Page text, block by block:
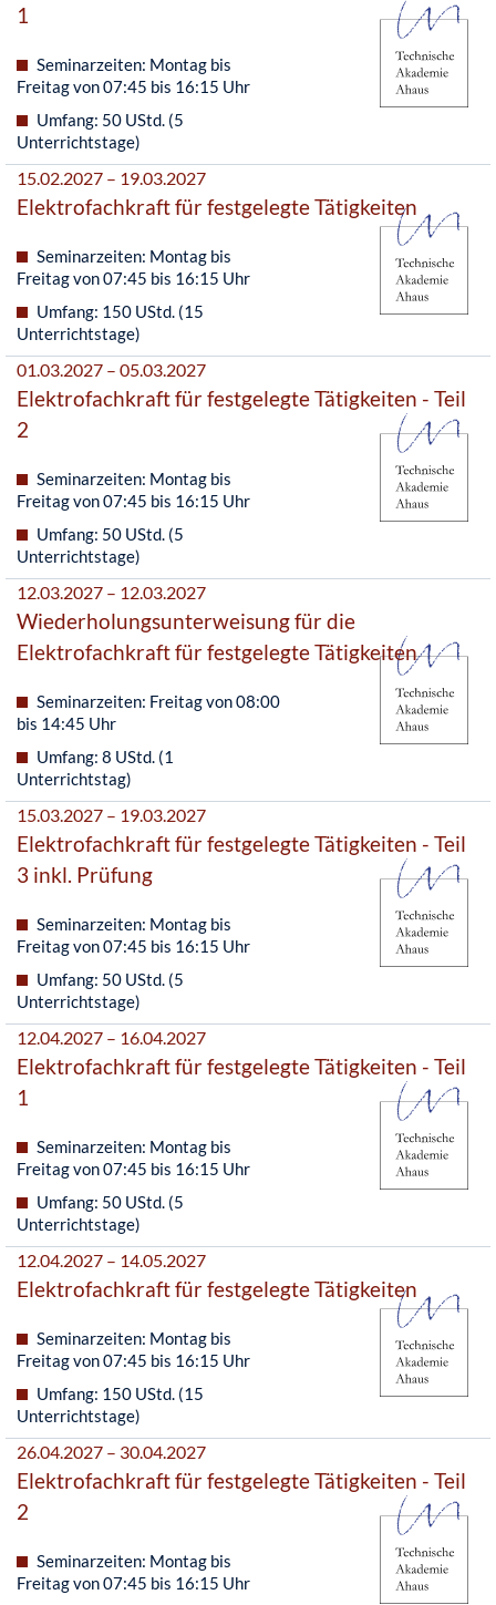
1
Seminarzeiten: Montag bis
Freitag von 07:45 bis 16:15 Uhr
Umfang: 50 UStd. (5
Unterrichtstage)
15.02.2027 – 19.03.2027
Elektrofachkraft für festgelegte Tätigkeiten
Seminarzeiten: Montag bis
Freitag von 07:45 bis 16:15 Uhr
Umfang: 150 UStd. (15
Unterrichtstage)
01.03.2027 – 05.03.2027
Elektrofachkraft für festgelegte Tätigkeiten - Teil
2
Seminarzeiten: Montag bis
Freitag von 07:45 bis 16:15 Uhr
Umfang: 50 UStd. (5
Unterrichtstage)
12.03.2027 – 12.03.2027
Wiederholungsunterweisung für die
Elektrofachkraft für festgelegte Tätigkeiten
Seminarzeiten: Freitag von 08:00
bis 14:45 Uhr
Umfang: 8 UStd. (1
Unterrichtstag)
15.03.2027 – 19.03.2027
Elektrofachkraft für festgelegte Tätigkeiten - Teil
3 inkl. Prüfung
Seminarzeiten: Montag bis
Freitag von 07:45 bis 16:15 Uhr
Umfang: 50 UStd. (5
Unterrichtstage)
12.04.2027 – 16.04.2027
Elektrofachkraft für festgelegte Tätigkeiten - Teil
1
Seminarzeiten: Montag bis
Freitag von 07:45 bis 16:15 Uhr
Umfang: 50 UStd. (5
Unterrichtstage)
12.04.2027 – 14.05.2027
Elektrofachkraft für festgelegte Tätigkeiten
Seminarzeiten: Montag bis
Freitag von 07:45 bis 16:15 Uhr
Umfang: 150 UStd. (15
Unterrichtstage)
26.04.2027 – 30.04.2027
Elektrofachkraft für festgelegte Tätigkeiten - Teil
2
Seminarzeiten: Montag bis
Freitag von 07:45 bis 16:15 Uhr